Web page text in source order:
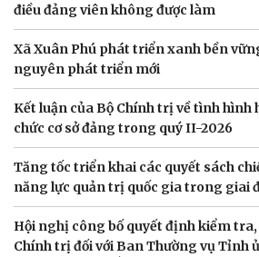
điều đảng viên không được làm
Xã Xuân Phú phát triển xanh bền
nguyên phát triển mới
Kết luận của Bộ Chính trị về tình hình
chức cơ sở đảng trong quý II-2026
Tăng tốc triển khai các quyết sách
năng lực quản trị quốc gia trong giai
Hội nghị công bố quyết định kiểm
Chính trị đối với Ban Thường vụ Tỉnh